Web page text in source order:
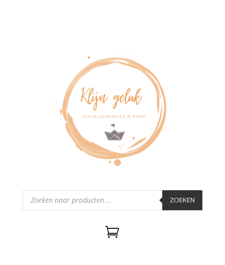
Producten
zoeken ZOEKEN
